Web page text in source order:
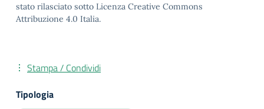
stato rilasciato sotto Licenza Creative Commons
Attribuzione 4.0 Italia.
Stampa / Condividi
Tipologia